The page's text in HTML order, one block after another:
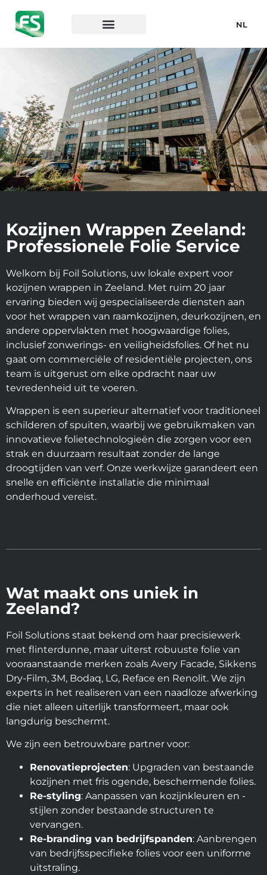
NL
Kozijnen Wrappen Zeeland:
Professionele Folie Service
Welkom bij Foil Solutions, uw lokale expert voor
kozijnen wrappen in Zeeland. Met ruim 20 jaar
ervaring bieden wij gespecialiseerde diensten aan
voor het wrappen van raamkozijnen, deurkozijnen, en
andere oppervlakten met hoogwaardige folies,
inclusief zonwerings- en veiligheidsfolies. Of het nu
gaat om commerciële of residentiële projecten, ons
team is uitgerust om elke opdracht naar uw
tevredenheid uit te voeren.
Wrappen is een superieur alternatief voor traditioneel
schilderen of spuiten, waarbij we gebruikmaken van
innovatieve folietechnologieën die zorgen voor een
strak en duurzaam resultaat zonder de lange
droogtijden van verf. Onze werkwijze garandeert een
snelle en efficiënte installatie die minimaal
onderhoud vereist.
Wat maakt ons uniek in
Zeeland?
Foil Solutions staat bekend om haar precisiewerk
met flinterdunne, maar uiterst robuuste folie van
vooraanstaande merken zoals Avery Facade, Sikkens
Dry-Film, 3M, Bodaq, LG, Reface en Renolit. We zijn
experts in het realiseren van een naadloze afwerking
die niet alleen uiterlijk transformeert, maar ook
langdurig beschermt.
We zijn een betrouwbare partner voor:
Renovatieprojecten: Upgraden van bestaande
kozijnen met fris ogende, beschermende folies.
Re-styling: Aanpassen van kozijnkleuren en -
stijlen zonder bestaande structuren te
vervangen.
Re-branding van bedrijfspanden: Aanbrengen
van bedrijfsspecifieke folies voor een uniforme
uitstraling.